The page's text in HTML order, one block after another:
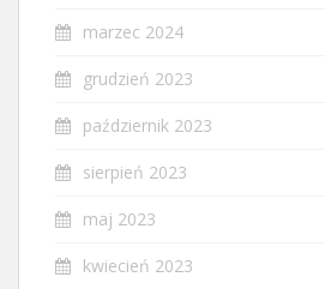
marzec 2024
grudzień 2023
październik 2023
sierpień 2023
maj 2023
kwiecień 2023